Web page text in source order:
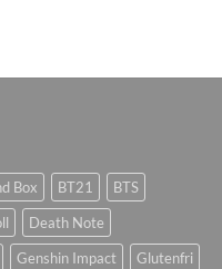
Box BT21
BTS
Death Note
Genshin Impact
Glutenfri